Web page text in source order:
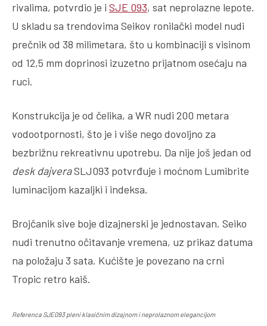
rivalima, potvrdio je i SJE 093, sat neprolazne lepote.
U skladu sa trendovima Seikov ronilački model nudi
prečnik od 38 milimetara, što u kombinaciji s visinom
od 12,5 mm doprinosi izuzetno prijatnom osećaju na
ruci.
Konstrukcija je od čelika, a WR nudi 200 metara
vodootpornosti, što je i više nego dovoljno za
bezbrižnu rekreativnu upotrebu. Da nije još jedan od
desk dajveraSLJ093 potvrđuje i moćnom Lumibrite
luminacijom kazaljki i indeksa.
Brojčanik sive boje dizajnerski je jednostavan. Seiko
nudi trenutno očitavanje vremena, uz prikaz datuma
na položaju 3 sata. Kućište je povezano na crni
Tropic retro kaiš.
Referenca SJE093 pleni klasičnim dizajnom i neprolaznom elegancijom